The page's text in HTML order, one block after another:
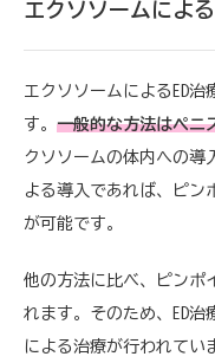
エクソソームによ
エクソソームによるED
す。 一般的な方法はペニ
クソソームの体内への導
よる導入であれば、ピン
が可能です。
他の方法に比べ、ピンポ
れます。そのため、ED
による治療が行われてい